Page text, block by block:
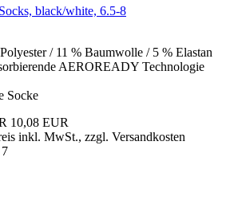
black/white, 6.5-8
/ 11 % Baumwolle / 5 % Elastan
AEROREADY Technologie
Socke
10,08 EUR
inkl. MwSt., zzgl. Versandkosten